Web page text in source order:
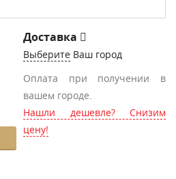
Доставка
Выберите Ваш город
Оплата при получении в
вашем городе.
Нашли дешевле? Снизим
цену!